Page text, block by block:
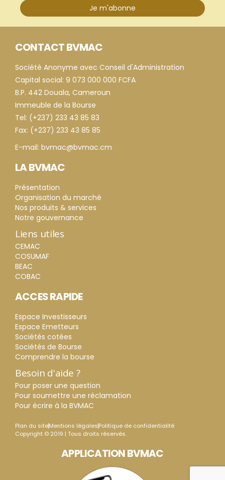
Je m'abonne
CONTACT BVMAC
Société Anonyme avec Conseil d'Administration
Capital social: 9 073 000 000 FCFA
B.P. 442 Douala, Cameroun
Immeuble de la Bourse
Tel: (+237) 233 43 85 83
Fax: (+237) 233 43 85 85
E-mail: bvmac@bvmac.cm
LA BVMAC
Présentation
Organisation du marché
Nos produits & services
Notre gouvernance
Liens utiles
CEMAC
COSUMAF
BEAC
COBAC
ACCES RAPIDE
Espace Investisseurs
Espace Emetteurs
Sociétés cotées
Sociétés de Bourse
Comprendre la bourse
Besoin d'aide ?
Pour poser une question
Pour soumettre une réclamation
Pour écrire à la BVMAC
Plan du siteMentions légalesPolitique de confidentialité
Copyright © 2019 | Tous droits réservés.
APPLICATION BVMAC